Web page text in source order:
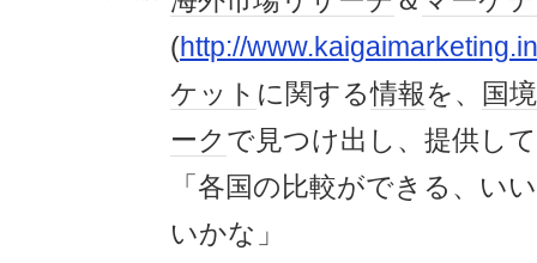
(http://
ケット に関する情報を、
国境
ーク で見つけ出し、提供し
「各国の比較ができる、い
いかな」